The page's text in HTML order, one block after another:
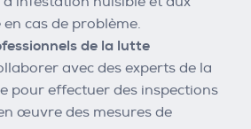
cas de problème.
de la lutte
avec des experts de la
pour effectuer des inspections
œuvre des mesures de